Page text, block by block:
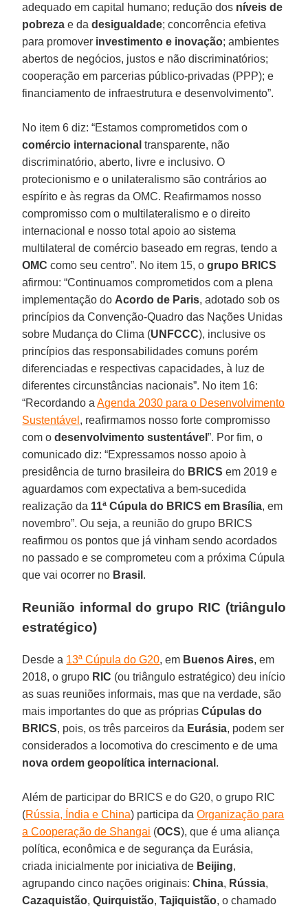
adequado em capital humano; redução dos níveis de
pobreza e dadesigualdade; concorrência efetiva
para promover investimento e inovação; ambientes
abertos de negócios, justos e não discriminatórios;
cooperação em parcerias público-privadas (PPP); e
financiamento de infraestrutura e desenvolvimento”.
No item 6 diz: “Estamos comprometidos com o
comércio internacional transparente, não
discriminatório, aberto, livre e inclusivo. O
protecionismo e o unilateralismo são contrários ao
espírito e às regras da OMC. Reafirmamos nosso
compromisso com o multilateralismo e o direito
internacional e nosso total apoio ao sistema
multilateral de comércio baseado em regras, tendo a
OMC como seu centro”. No item 15, ogrupo BRICS
afirmou: “Continuamos comprometidos com a plena
implementação do Acordo de Paris, adotado sob os
princípios da Convenção-Quadro das Nações Unidas
sobre Mudança do Clima (UNFCCC), inclusive os
princípios das responsabilidades comuns porém
diferenciadas e respectivas capacidades, à luz de
diferentes circunstâncias nacionais”. No item 16:
“Recordando aAgenda 2030 para o Desenvolvimento
Sustentável , reafirmamos nosso forte compromisso
com odesenvolvimento sustentável”. Por fim, o
comunicado diz: “Expressamos nosso apoio à
presidência de turno brasileira do BRICS em 2019 e
aguardamos com expectativa a bem-sucedida
realização da 11ª Cúpula do BRICS em Brasília, em
novembro”. Ou seja, a reunião do grupo BRICS
reafirmou os pontos que já vinham sendo acordados
no passado e se comprometeu com a próxima Cúpula
que vai ocorrer no Brasil .
Reunião informal do grupo RIC (triângulo
estratégico)
Desde a 13ª Cúpula do G20, em Buenos Aires, em
2018, o grupo RIC (ou triângulo estratégico) deu início
as suas reuniões informais, mas que na verdade, são
mais importantes do que as própriasCúpulas do
BRICS, pois, os três parceiros da Eurásia, podem ser
considerados a locomotiva do crescimento e de uma
nova ordem geopolítica internacional .
Além de participar do BRICS e do G20, o grupo RIC
(Rússia, Índia e China) participa daOrganização para
a Cooperação de Shangai (OCS), que é uma aliança
política, econômica e de segurança da Eurásia,
criada inicialmente por iniciativa de Beijing,
agrupando cinco nações originais:China, Rússia,
Cazaquistão,Quirquistão,Tajiquistão, o chamado